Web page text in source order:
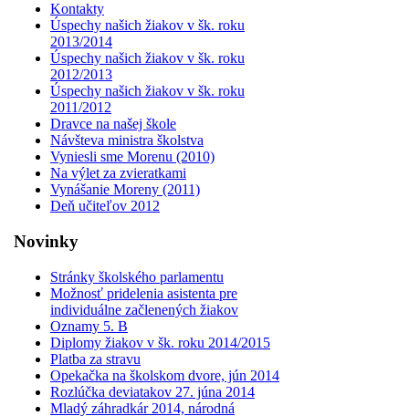
Kontakty
Úspechy našich žiakov v šk. roku
2013/2014
Úspechy našich žiakov v šk. roku
2012/2013
Úspechy našich žiakov v šk. roku
2011/2012
Dravce na našej škole
Návšteva ministra školstva
Vyniesli sme Morenu (2010)
Na výlet za zvieratkami
Vynášanie Moreny (2011)
Deň učiteľov 2012
Novinky
Stránky školského parlamentu
Možnosť pridelenia asistenta pre
individuálne začlenených žiakov
Oznamy 5. B
Diplomy žiakov v šk. roku 2014/2015
Platba za stravu
Opekačka na školskom dvore, jún 2014
Rozlúčka deviatakov 27. júna 2014
Mladý záhradkár 2014, národná